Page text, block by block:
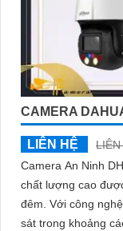
CAMERA
LIÊN HỆ
LIÊN
Camera An Ninh
chất lượng cao
đêm. Với công nghệ Hồng Ngoại, Camera có khả năng quan
sát trong khoảng